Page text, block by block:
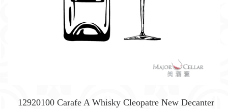
12920100 Carafe A Whisky Cleopatre New Decanter